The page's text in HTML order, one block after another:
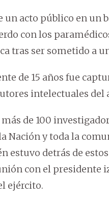
un acto público en un
con los
tras ser sometido a
de 15 años fue
intelectuales del
más de 100
Nación y toda la
estuvo detrás de
con el presidente
ejército.